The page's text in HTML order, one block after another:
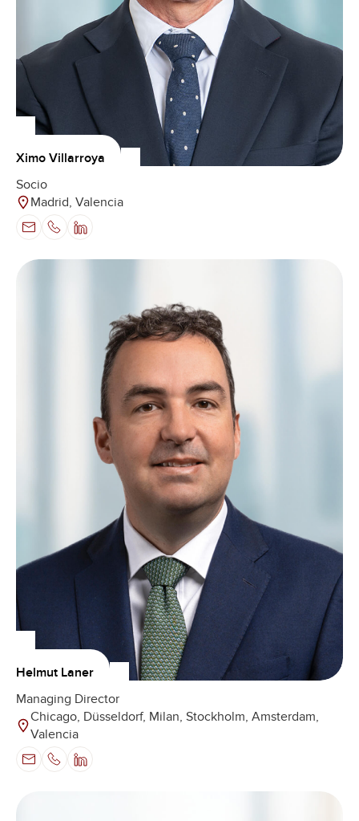
Ximo Villarroya
Socio
Madrid, Valencia
Helmut Laner
Managing Director
Chicago, Düsseldorf, Milan, Stockholm, Amsterdam,
Valencia